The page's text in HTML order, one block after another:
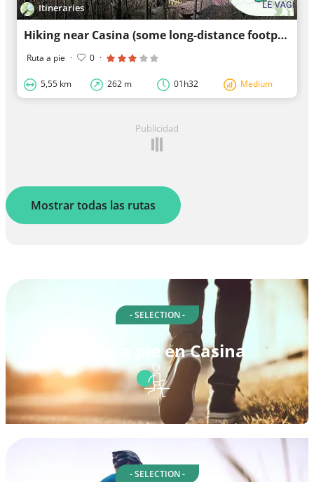
Itineraries
Hiking near Casina (some long-distance footpaths along the way)
Ruta a pie · 0 ·
5,55 km 262 m 01h32 Medium
Publicidad
Mostrar todas las rutas
- SELECTION -
Rutas a pie en Casina
- SELECTION -